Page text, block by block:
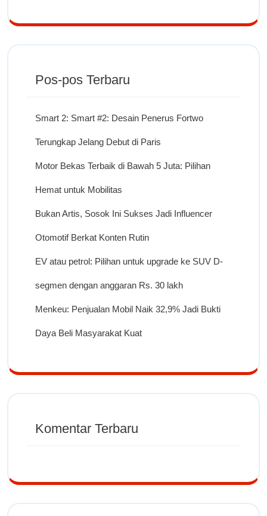
Pos-pos Terbaru
Smart 2: Smart #2: Desain Penerus Fortwo
Terungkap Jelang Debut di Paris
Motor Bekas Terbaik di Bawah 5 Juta: Pilihan
Hemat untuk Mobilitas
Bukan Artis, Sosok Ini Sukses Jadi Influencer
Otomotif Berkat Konten Rutin
EV atau petrol: Pilihan untuk upgrade ke SUV D-
segmen dengan anggaran Rs. 30 lakh
Menkeu: Penjualan Mobil Naik 32,9% Jadi Bukti
Daya Beli Masyarakat Kuat
Komentar Terbaru